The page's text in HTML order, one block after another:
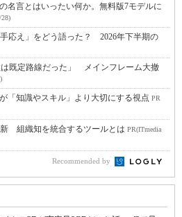
名言とはいったい何か。無料版7モデルに
28)
応え」をどう語った？ 2026年下半期の
は既定路線だった」 メインフレーム大撤
「知識やスキル」より大切にする視点 PR
組織知を統合するツールとは PR(ITmedia
Recommended by